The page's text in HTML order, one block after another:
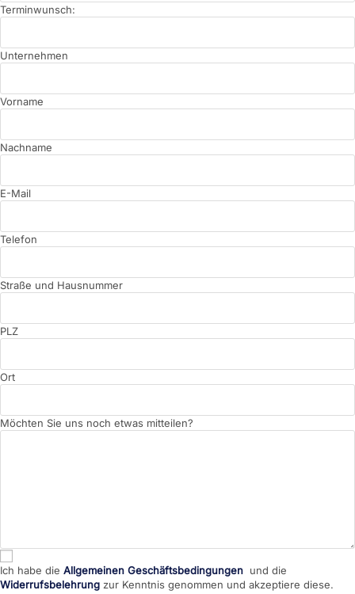
Terminwunsch:
Unternehmen
Vorname
Nachname
E-Mail
Telefon
Straße und Hausnummer
PLZ
Ort
Möchten Sie uns noch etwas mitteilen?
Ich habe die Allgemeinen Geschäftsbedingungen und die
Widerrufsbelehrung zur Kenntnis genommen und akzeptiere diese.